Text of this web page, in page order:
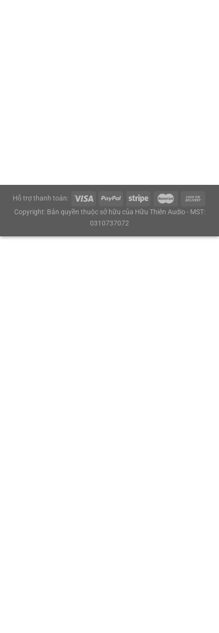
Hỗ trợ thanh toán:
Copyright: Bản quyền thuộc sở hữu của Hữu Thiên Audio - MST:
0310737072